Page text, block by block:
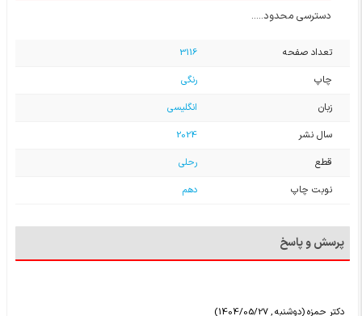
دسترسی محدود.....
تعداد صفحه
3116
چاپ
رنگی
زبان
انگلیسی
سال نشر
2024
قطع
رحلی
نوبت چاپ
دهم
پرسش و پاسخ
دکتر حمزه (دوشنبه , 1404/05/27)